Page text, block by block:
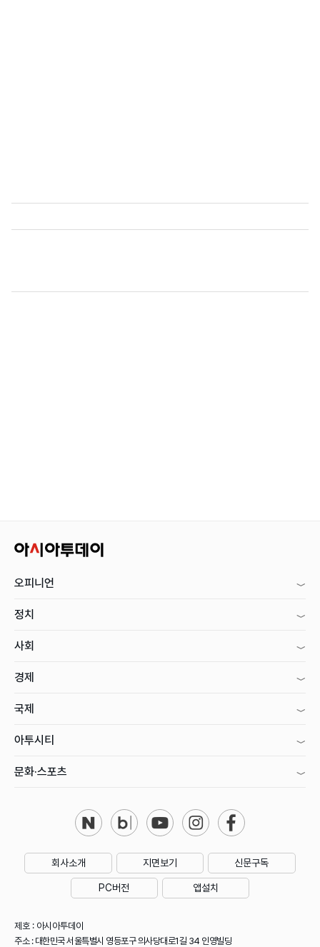
오피니언
정치
사회
경제
국제
아투시티
문화·스포츠
회사소개 지면보기 신문구독
PC버전 앱설치
제호 : 아시아투데이
주소 : 대한민국 서울특별시 영등포구 의사당대로1길 34 인영빌딩